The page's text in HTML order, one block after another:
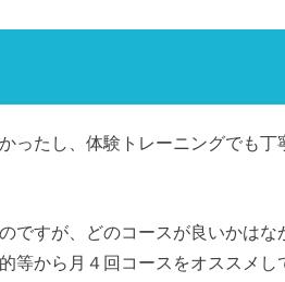
ったし、体験トレーニングでも
ですが、どのコースが良いかは
等から月４回コースをオススメ